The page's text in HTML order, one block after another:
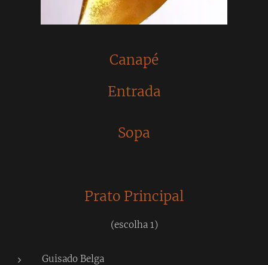
Canapé
Entrada
Sopa
Prato Principal
(escolha 1)
Guisado Belga